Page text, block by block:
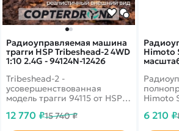
Радиоуправляемая машина
трагги HSP Tribeshead-2 4WD
1:10 2.4G - 94124N-12426
Tribeshead-2 -
усовершенствованная
модель трагги 94115 от HSP.
начинающих. Масштаб -
12 770 ₽15 740 ₽
Himoto
Himoto
6 210 ₽